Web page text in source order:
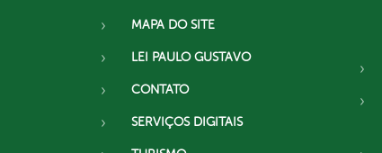
MAPA DO SITE
LEI PAULO GUSTAVO
CONTATO
SERVIÇOS DIGITAIS